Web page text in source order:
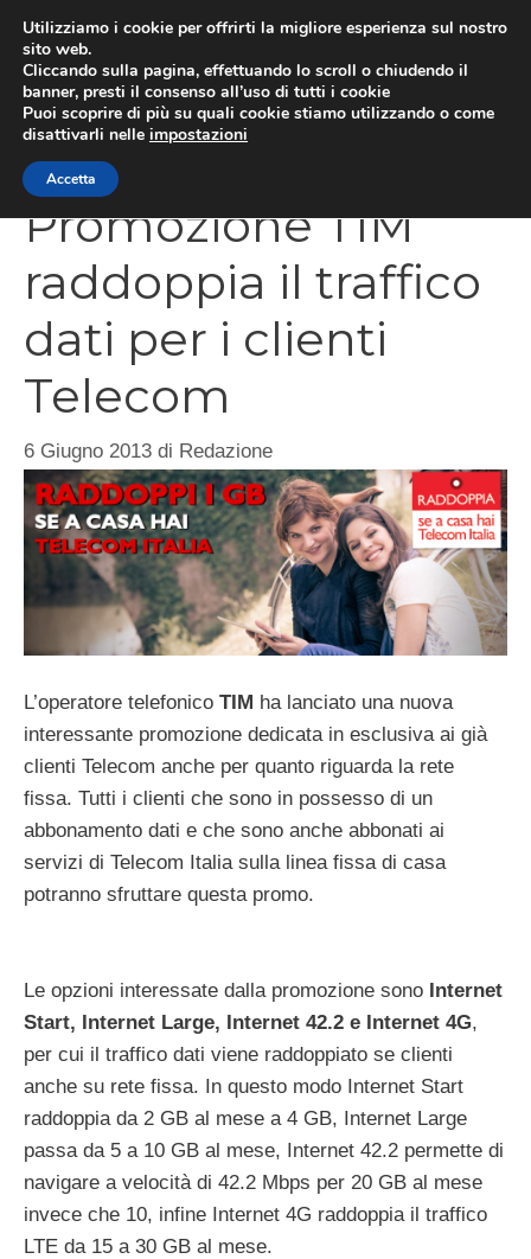
contenuto
Promozione TIM
raddoppia il traffico
dati per i clienti
Telecom
6 Giugno 2013 di Redazione
L’operatore telefonico TIM ha lanciato una nuova
interessante promozione dedicata in esclusiva ai già
clienti Telecom anche per quanto riguarda la rete
fissa. Tutti i clienti che sono in possesso di un
abbonamento dati e che sono anche abbonati ai
servizi di Telecom Italia sulla linea fissa di casa
potranno sfruttare questa promo.
Le opzioni interessate dalla promozione sono Internet
Start, Internet Large, Internet 42.2 e Internet 4G,
per cui il traffico dati viene raddoppiato se clienti
anche su rete fissa. In questo modo Internet Start
raddoppia da 2 GB al mese a 4 GB, Internet Large
passa da 5 a 10 GB al mese, Internet 42.2 permette di
navigare a velocità di 42.2 Mbps per 20 GB al mese
invece che 10, infine Internet 4G raddoppia il traffico
LTE da 15 a 30 GB al mese.
Utilizziamo i cookie per offrirti la migliore esperienza sul nostro
sito web.
Cliccando sulla pagina, effettuando lo scroll o chiudendo il
banner, presti il consenso all’uso di tutti i cookie
Puoi scoprire di più su quali cookie stiamo utilizzando o come
disattivarli nelle impostazioni
Accetta